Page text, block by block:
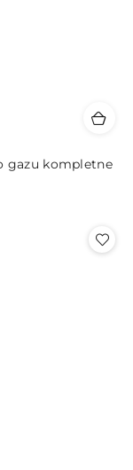
gazu kompletne